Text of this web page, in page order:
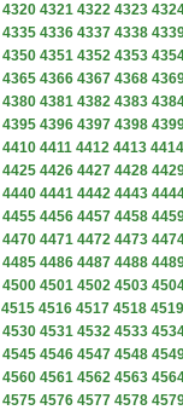
4320 4321 4322 4323
4335 4336 4337 4338
4350 4351 4352 4353
4365 4366 4367 4368
4380 4381 4382 4383
4395 4396 4397 4398
4410 4411 4412 4413 4414
4425 4426 4427 4428
4440 4441 4442 4443
4455 4456 4457 4458
4470 4471 4472 4473
4485 4486 4487 4488
4500 4501 4502 4503
4515 4516 4517 4518 4519
4530 4531 4532 4533
4545 4546 4547 4548
4560 4561 4562 4563
4575 4576 4577 4578